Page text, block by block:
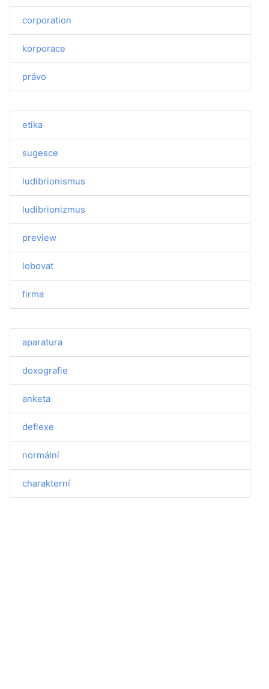
corporation
korporace
právo
etika
sugesce
ludibrionismus
ludibrionizmus
preview
lobovat
firma
aparatura
doxografie
anketa
deflexe
normální
charakterní